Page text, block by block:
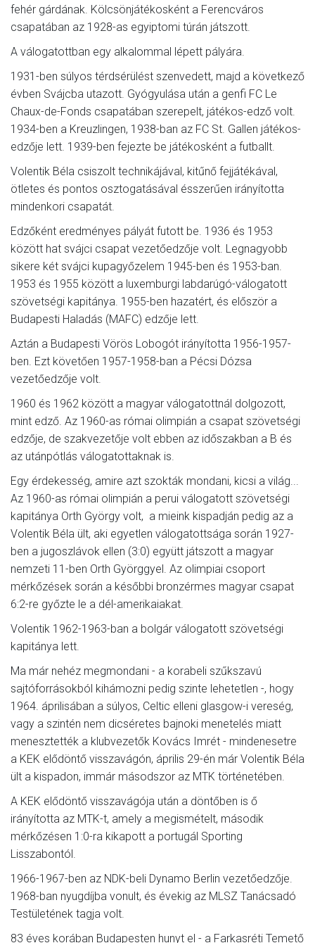
fehér gárdának. Kölcsönjátékosként a Ferencváros
csapatában az 1928-as egyiptomi túrán játszott.
A válogatottban egy alkalommal lépett pályára.
1931-ben súlyos térdsérülést szenvedett, majd a következő
évben Svájcba utazott. Gyógyulása után a genfi FC Le
Chaux-de-Fonds csapatában szerepelt, játékos-edző volt.
1934-ben a Kreuzlingen, 1938-ban az FC St. Gallen játékos-
edzője lett. 1939-ben fejezte be játékosként a futballt.
Volentik Béla csiszolt technikájával, kitűnő fejjátékával,
ötletes és pontos osztogatásával ésszerűen irányította
mindenkori csapatát.
Edzőként eredményes pályát futott be. 1936 és 1953
között hat svájci csapat vezetőedzője volt. Legnagyobb
sikere két svájci kupagyőzelem 1945-ben és 1953-ban.
1953 és 1955 között a luxemburgi labdarúgó-válogatott
szövetségi kapitánya. 1955-ben hazatért, és először a
Budapesti Haladás (MAFC) edzője lett.
Aztán a Budapesti Vörös Lobogót irányította 1956-1957-
ben. Ezt követően 1957-1958-ban a Pécsi Dózsa
vezetőedzője volt.
1960 és 1962 között a magyar válogatottnál dolgozott,
mint edző. Az 1960-as római olimpián a csapat szövetségi
edzője, de szakvezetője volt ebben az időszakban a B és
az utánpótlás válogatottaknak is.
Egy érdekesség, amire azt szokták mondani, kicsi a világ...
Az 1960-as római olimpián a perui válogatott szövetségi
kapitánya Orth György volt, a mieink kispadján pedig az a
Volentik Béla ült, aki egyetlen válogatottsága során 1927-
ben a jugoszlávok ellen (3:0) együtt játszott a magyar
nemzeti 11-ben Orth Györggyel. Az olimpiai csoport
mérkőzések során a későbbi bronzérmes magyar csapat
6:2-re győzte le a dél-amerikaiakat.
Volentik 1962-1963-ban a bolgár válogatott szövetségi
kapitánya lett.
Ma már nehéz megmondani - a korabeli szűkszavú
sajtóforrásokból kihámozni pedig szinte lehetetlen -, hogy
1964. áprilisában a súlyos, Celtic elleni glasgow-i vereség,
vagy a szintén nem dicséretes bajnoki menetelés miatt
menesztették a klubvezetők Kovács Imrét - mindenesetre
a KEK elődöntő visszavágón, április 29-én már Volentik Béla
ült a kispadon, immár másodszor az MTK történetében.
A KEK elődöntő visszavágója után a döntőben is ő
irányította az MTK-t, amely a megismételt, második
mérkőzésen 1:0-ra kikapott a portugál Sporting
Lisszabontól.
1966-1967-ben az NDK-beli Dynamo Berlin vezetőedzője.
1968-ban nyugdíjba vonult, és évekig az MLSZ Tanácsadó
Testületének tagja volt.
83 éves korában Budapesten hunyt el - a Farkasréti Temető